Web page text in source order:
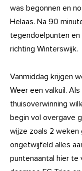
was begonnen en
Helaas. Na 90
tegendoelpunten
richting Winterswijk.
Vanmiddag krijgen
Weer een valkuil.
thuisoverwinning
begin vol overgave
wijze zoals 2 weken
ongetwijfeld alles
puntenaantal hier te